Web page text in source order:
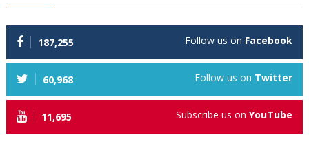
187,255 Follow us on Facebook
60,968 Follow us on Twitter
11,695 Subscribe us onYouTube